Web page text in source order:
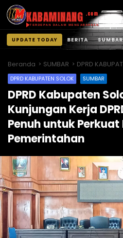
KABAMINANG .com
TERDEPAN DALAM MENGABARKAN
UPDATE TODAY BERITA SUMBAR
konten
Beranda SUMBAR DPRD
DPRD KABUPATEN SOLOK SUMBAR
DPRD Kabupaten
Kunjungan Kerja
Penuh untuk
Pemerintahan